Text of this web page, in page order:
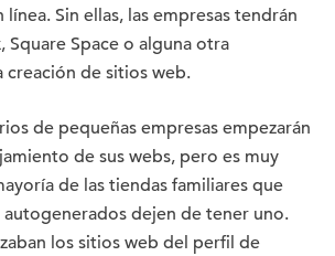
línea. Sin ellas, las empresas tendrán
Square Space o alguna otra
creación de sitios web.
de pequeñas empresas empezarán
de sus webs, pero es muy
de las tiendas familiares que
dejen de tener uno.
los sitios web del perfil de